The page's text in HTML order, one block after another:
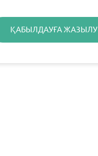
ҚАБЫЛДАУҒА ЖАЗЫЛУ